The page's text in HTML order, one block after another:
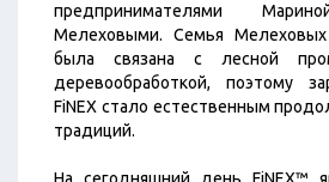
предпринимателями
Мелеховыми. Семья
была связана с лесной
деревообработкой, поэтому
FiNEX стало естественным
традиций.